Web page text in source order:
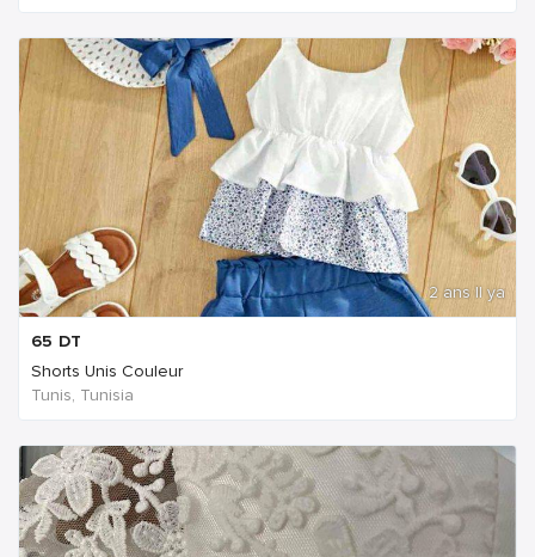
2 ans Il ya
65 DT
Shorts Unis Couleur
Tunis, Tunisia